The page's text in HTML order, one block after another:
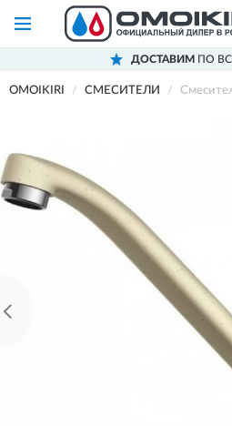
ДОСТАВИМ ПО
OMOIKIRI СМЕСИТЕЛИ